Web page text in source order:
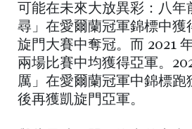
可能在未來大放異彩：八年
尋」在愛爾蘭冠軍錦標中獲
旋門大賽中奪冠。而 2021
兩場比賽中均獲得亞軍。
厲」在愛爾蘭冠軍中錦標跑
後再獲凱旋門亞軍。